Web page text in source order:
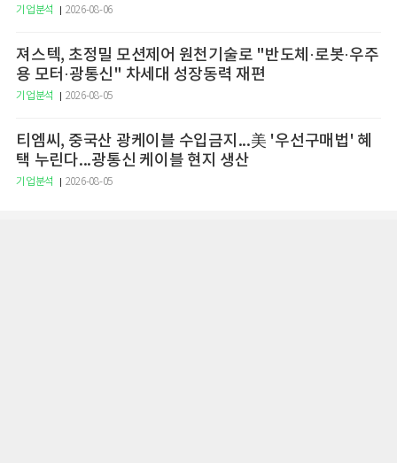
기업분석 2026-08-06
져스텍, 초정밀 모션제어 원천기술로 "반도체·로봇·우주
용 모터·광통신" 차세대 성장동력 재편
기업분석 2026-08-05
티엠씨, 중국산 광케이블 수입금지...美 '우선구매법' 혜
택 누린다...광통신 케이블 현지 생산
기업분석 2026-08-05